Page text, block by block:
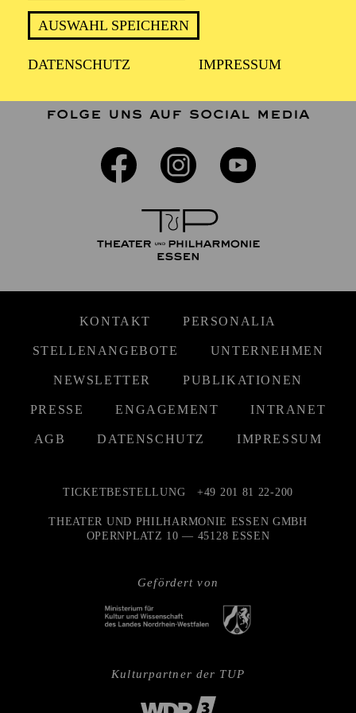
AUSWAHL SPEICHERN
DATENSCHUTZ IMPRESSUM
FOLGE UNS AUF SOCIAL MEDIA
KONTAKT PERSONALIA
STELLENANGEBOTE UNTERNEHMEN
NEWSLETTER PUBLIKATIONEN
PRESSE ENGAGEMENT INTRANET
AGB DATENSCHUTZ IMPRESSUM
Gefördert von
TICKETBESTELLUNG +49 201 81 22-200
THEATER UND PHILHARMONIE ESSEN GMBH
OPERNPLATZ 10 — 45128 ESSEN
Kulturpartner der TUP